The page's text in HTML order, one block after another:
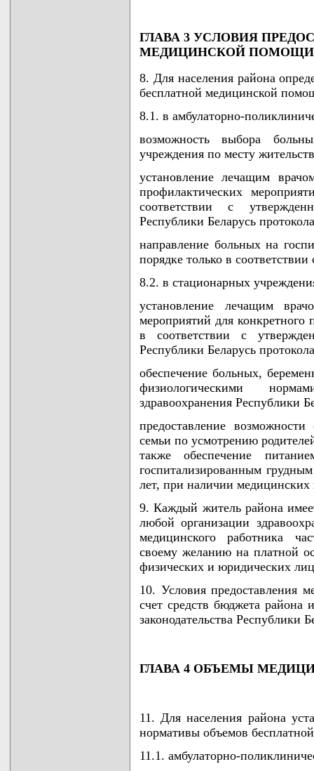
ГЛАВА 3 УСЛОВИЯ
МЕДИЦИНСКОЙ ПОМОЩИ
8. Для населения района
бесплатной медицинской
8.1. в амбулаторно-
возможность выбора
учреждения по месту
установление лечащим
профилактических
соответствии с
Республики Беларусь
направление больных на
порядке только в
8.2. в стационарных
установление лечащим
мероприятий для конкретного
в соответствии с
Республики Беларусь
обеспечение больных,
физиологическими
здравоохранения Республики
предоставление
семьи по усмотрению
также обеспечение
госпитализированным
лет, при наличии медицинских
9. Каждый житель района
любой организации
медицинского работника
своему желанию на платной
физических и юридических
10. Условия предоставления
счет средств бюджета района
законодательства Республики
ГЛАВА 4 ОБЪЕМЫ
11. Для населения района
нормативы объемов
11.1. амбулаторно-